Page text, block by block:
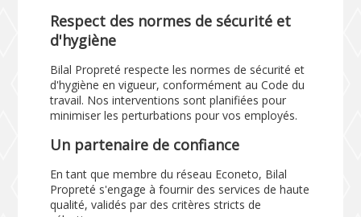
Respect des normes de sécurité et
d'hygiène
Bilal Propreté respecte les normes de sécurité et
d'hygiène en vigueur, conformément au Code du
travail. Nos interventions sont planifiées pour
minimiser les perturbations pour vos employés.
Un partenaire de confiance
En tant que membre du réseau Econeto, Bilal
Propreté s'engage à fournir des services de haute
qualité, validés par des critères stricts de